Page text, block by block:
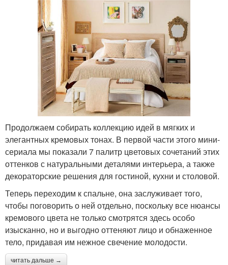
Продолжаем собирать коллекцию идей в мягких и
элегантных кремовых тонах. В первой части этого мини-
сериала мы показали 7 палитр цветовых сочетаний этих
оттенков с натуральными деталями интерьера, а также
декораторские решения для гостиной, кухни и столовой.
Теперь переходим к спальне, она заслуживает того,
чтобы поговорить о ней отдельно, поскольку все нюансы
кремового цвета не только смотрятся здесь особо
изысканно, но и выгодно оттеняют лицо и обнаженное
тело, придавая им нежное свечение молодости.
читать дальше →